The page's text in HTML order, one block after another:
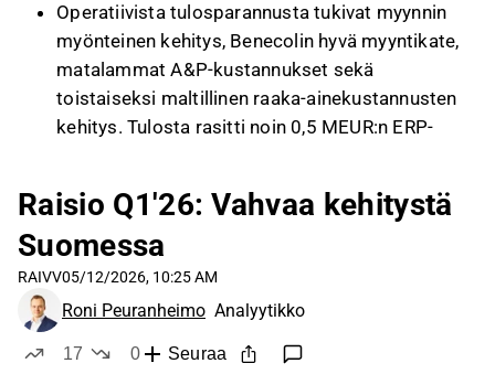
Operatiivista tulosparannusta tukivat myynnin
myönteinen kehitys, Benecolin hyvä myyntikate,
matalammat A&P-kustannukset sekä
toistaiseksi maltillinen raaka-ainekustannusten
kehitys. Tulosta rasitti noin 0,5 MEUR:n ERP-
MEUR.
Lähi-idän kriisin suorat vaikutukset ovat
Raisiolle rajalliset, mutta pakkausmateriaalien
hinnat ovat nousseet joistakin prosenteista
odotetaan jatkuvan vähintään kesän loppuun.
Raisio Q1'26: Vahvaa kehitystä
Suomessa
RAIVV05/12/2026, 10:25 AM
Roni Peuranheimo Analyytikko
17
0
Seuraa